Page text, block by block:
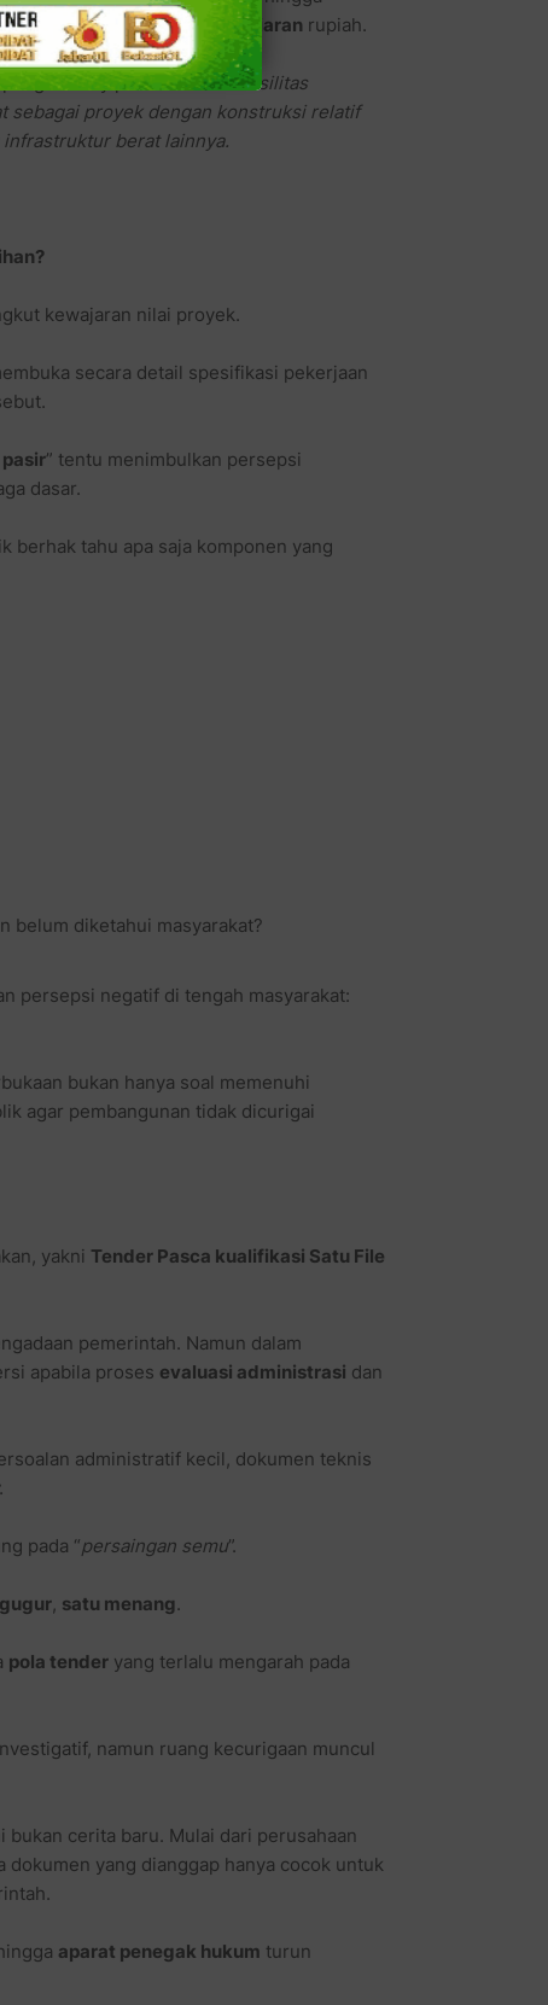
proyek APBDbernilai miliaran rupiah.
volly pasir—sebuah fasilitas
sebagai proyek dengan konstruksi relatif
berat lainnya.
kewajaran nilai proyek.
secara detail spesifikasi pekerjaan
” tentu menimbulkan persepsi
dasar.
berhak tahu apa saja komponen yang
belum diketahui masyarakat?
persepsi negatif di tengah masyarakat:
bukan hanya soal memenuhi
agar pembangunan tidak dicurigai
yakni Tender Pasca kualifikasi Satu File
pemerintah. Namun dalam
apabila proses evaluasi administrasi dan
administratif kecil, dokumen teknis
pada “persaingan semu”.
, satu menang.
pola tenderyang terlalu mengarah pada
namun ruang kecurigaan muncul
cerita baru. Mulai dari perusahaan
yang dianggap hanya cocok untuk
hingga aparat penegak hukum turun